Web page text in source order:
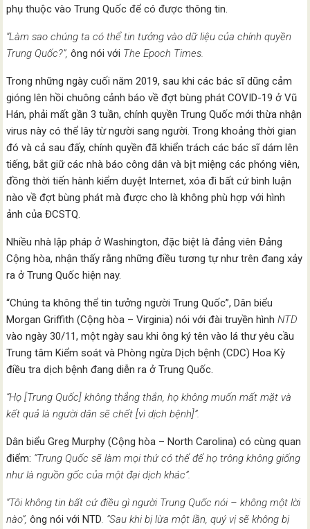
phụ thuộc vào Trung Quốc để có được thông tin.
“Làm sao chúng ta có thể tin tưởng vào dữ liệu của chính quyền
Trung Quốc?”, ông nói với The Epoch Times.
Trong những ngày cuối năm 2019, sau khi các bác sĩ dũng cảm
gióng lên hồi chuông cảnh báo về đợt bùng phát COVID-19 ở Vũ
Hán, phải mất gần 3 tuần, chính quyền Trung Quốc mới thừa nhận
virus này có thể lây từ người sang người. Trong khoảng thời gian
đó và cả sau đấy, chính quyền đã khiển trách các bác sĩ dám lên
tiếng, bắt giữ các nhà báo công dân và bịt miệng các phóng viên,
đồng thời tiến hành kiểm duyệt Internet, xóa đi bất cứ bình luận
nào về đợt bùng phát mà được cho là không phù hợp với hình
ảnh của ĐCSTQ.
Nhiều nhà lập pháp ở Washington, đặc biệt là đảng viên Đảng
Cộng hòa, nhận thấy rằng những điều tương tự như trên đang xảy
ra ở Trung Quốc hiện nay.
“Chúng ta không thể tin tưởng người Trung Quốc”, Dân biểu
Morgan Griffith (Cộng hòa – Virginia) nói với đài truyền hìnhNTD
vào ngày 30/11, một ngày sau khi ông ký tên vào lá thư yêu cầu
Trung tâm Kiểm soát và Phòng ngừa Dịch bệnh (CDC) Hoa Kỳ
điều tra dịch bệnh đang diễn ra ở Trung Quốc.
“Họ [Trung Quốc] không thẳng thắn, họ không muốn mất mặt và
kết quả là người dân sẽ chết [vì dịch bệnh]”.
Dân biểu Greg Murphy (Cộng hòa – North Carolina) có cùng quan
điểm: “Trung Quốc sẽ làm mọi thứ có thể để họ trông không giống
như là nguồn gốc của một đại dịch khác”.
“Tôi không tin bất cứ điều gì người Trung Quốc nói – không một lời
nào”,ông nói với NTD. “Sau khi bị lừa một lần, quý vị sẽ không bị